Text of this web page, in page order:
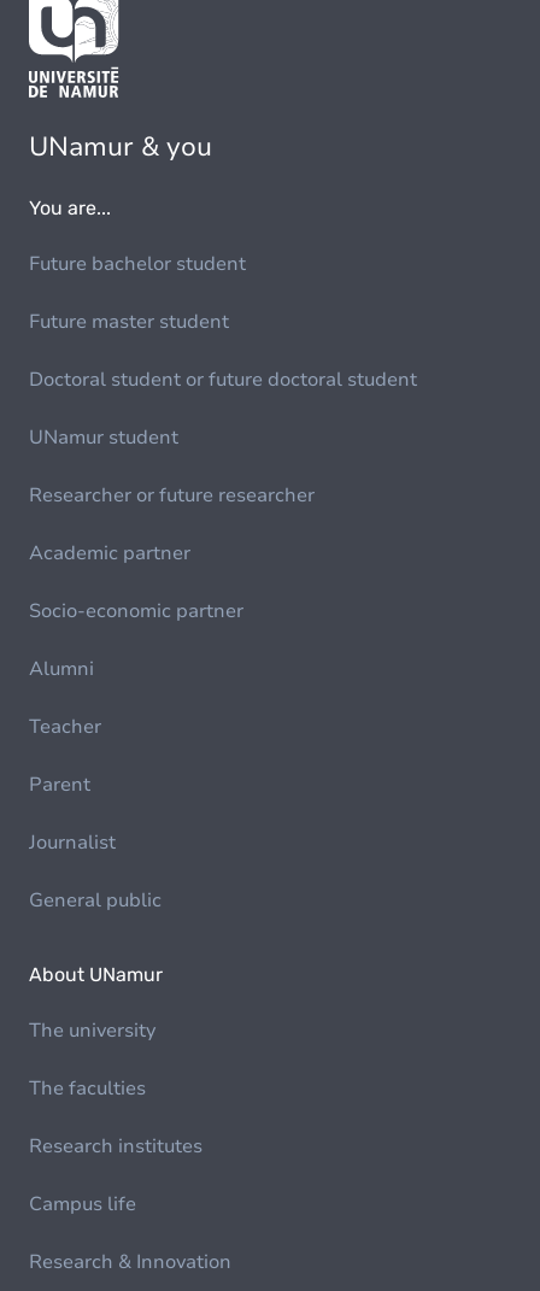
UNamur & you
You are...
Future bachelor student
Future master student
Doctoral student or future doctoral student
UNamur student
Researcher or future researcher
Academic partner
Socio-economic partner
Alumni
Teacher
Parent
Journalist
General public
About UNamur
The university
The faculties
Research institutes
Campus life
Research & Innovation